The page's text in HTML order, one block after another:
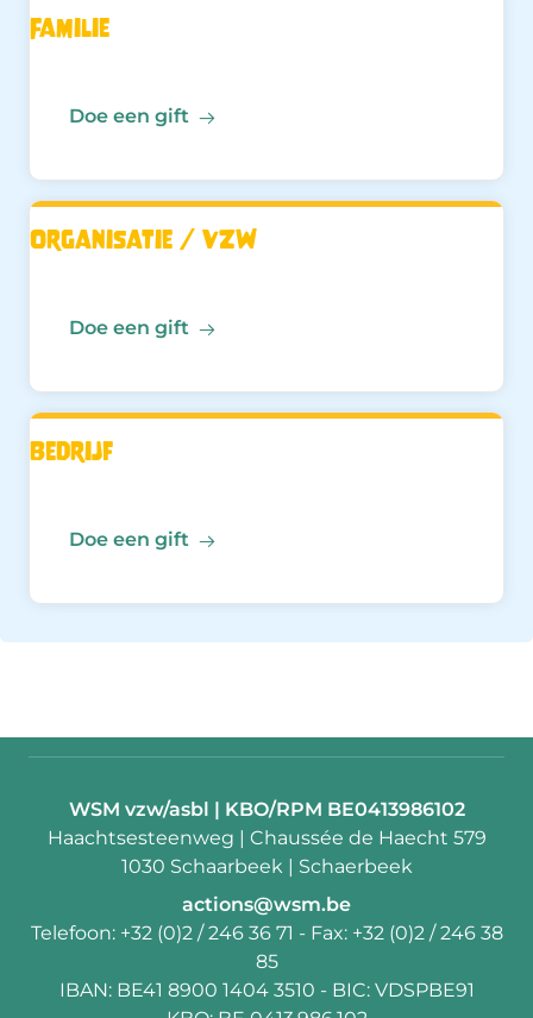
Familie
Doe een gift
Organisatie / VZW
Doe een gift
Bedrijf
Doe een gift
Contactpersoon:
WSM vzw/asbl | KBO/RPM BE0413986102
Adres:
Haachtsesteenweg | Chaussée de Haecht 579
1030 Schaarbeek | Schaerbeek
E-
mail:
actions@wsm.be
Telefoon: +32 (0)2 / 246 36 71 - Fax: +32 (0)2 / 246 38
85
IBAN: BE41 8900 1404 3510 - BIC: VDSPBE91